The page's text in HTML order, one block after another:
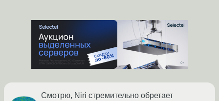
Смотрю, Niri стремительно обретает